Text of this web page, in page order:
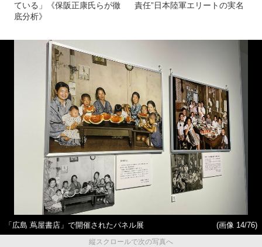
ている」《保阪正康氏らが徹
底分析》
責任”日本陸軍エリートの実名
「広島 蔦屋書店」で開催されたパネル展
(画像 14/76)
縦スクロールで次の写真へ